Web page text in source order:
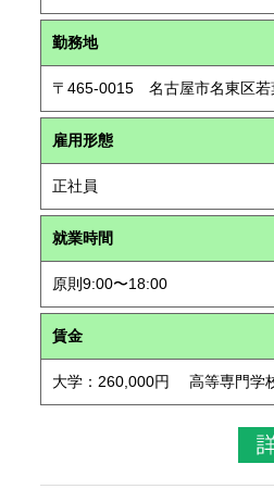
勤務地
〒465-0015 名古屋市名東区若
雇用形態
正社員
就業時間
原則9:00〜18:00
賃金
大学：260,000円 高等専門学